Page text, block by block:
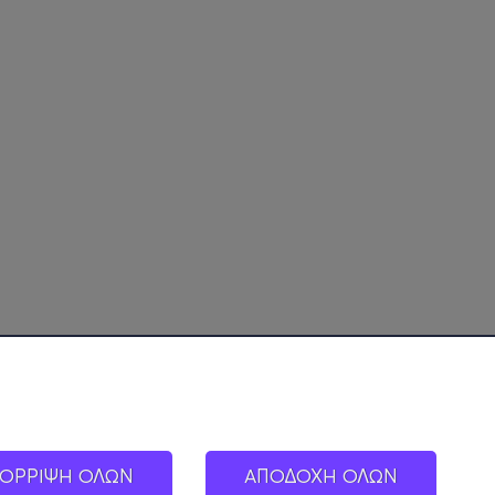
ΟΛΩΝ ΑΠΟΔΟΧΗ ΟΛΩΝ